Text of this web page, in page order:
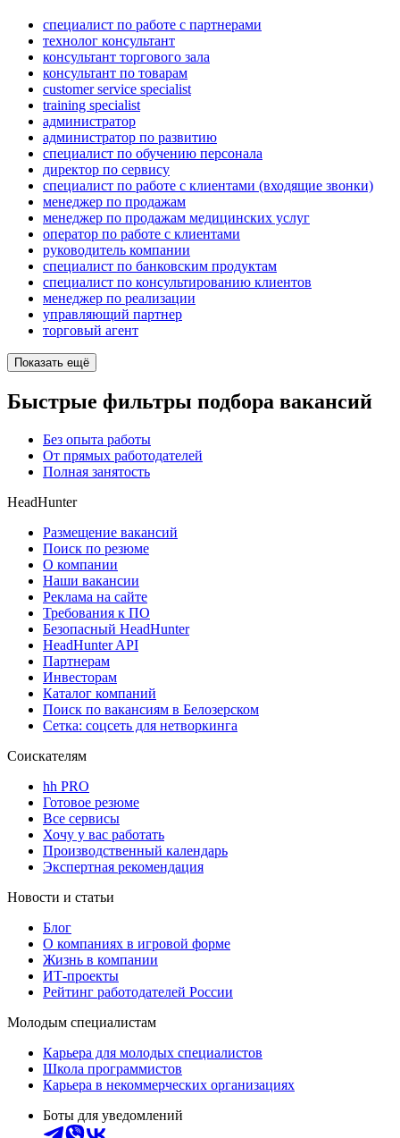
специалист по работе с партнерами
технолог консультант
консультант торгового зала
консультант по товарам
customer service specialist
training specialist
администратор
администратор по развитию
специалист по обучению персонала
директор по сервису
специалист по работе с клиентами (входящие звонки)
менеджер по продажам
менеджер по продажам медицинских услуг
оператор по работе с клиентами
руководитель компании
специалист по банковским продуктам
специалист по консультированию клиентов
менеджер по реализации
управляющий партнер
торговый агент
Показать ещё
Быстрые фильтры подбора вакансий
Без опыта работы
От прямых работодателей
Полная занятость
HeadHunter
Размещение вакансий
Поиск по резюме
О компании
Наши вакансии
Реклама на сайте
Требования к ПО
Безопасный HeadHunter
HeadHunter API
Партнерам
Инвесторам
Каталог компаний
Поиск по вакансиям в Белозерском
Сетка: соцсеть для нетворкинга
Соискателям
hh PRO
Готовое резюме
Все сервисы
Хочу у вас работать
Производственный календарь
Экспертная рекомендация
Новости и статьи
Блог
О компаниях в игровой форме
Жизнь в компании
ИТ-проекты
Рейтинг работодателей России
Молодым специалистам
Карьера для молодых специалистов
Школа программистов
Карьера в некоммерческих организациях
Боты для уведомлений